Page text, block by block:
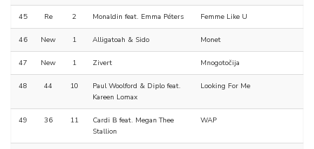
45 Re 2 Monaldin feat. Emma Péters Femme Like U
46 New 1 Alligatoah & Sido Monet
47 New 1 Zivert Mnogotočija
48 44 10
Paul Woolford & Diplo feat.
Kareen Lomax
Looking For Me
49 36 11
Cardi B feat. Megan Thee
Stallion
WAP